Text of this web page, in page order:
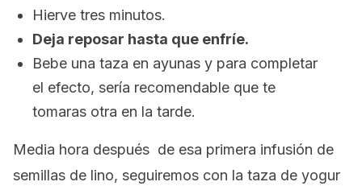
Hierve tres minutos.
Deja reposar hasta que enfríe.
Bebe una taza en ayunas y para completar
el efecto, sería recomendable que te
tomaras otra en la tarde.
Media hora después de esa primera infusión de
semillas de lino, seguiremos con la taza de yogur